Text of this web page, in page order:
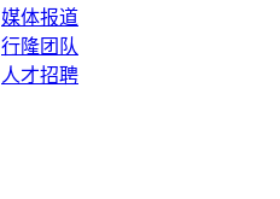
媒体报道
行隆团队
人才招聘